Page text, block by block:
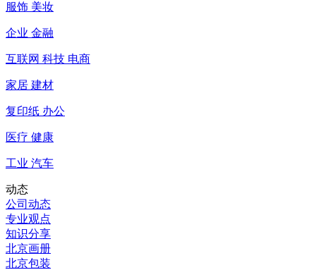
服饰 美妆
企业 金融
互联网 科技 电商
家居 建材
复印纸 办公
医疗 健康
工业 汽车
动态
公司动态
专业观点
知识分享
北京画册
北京包装